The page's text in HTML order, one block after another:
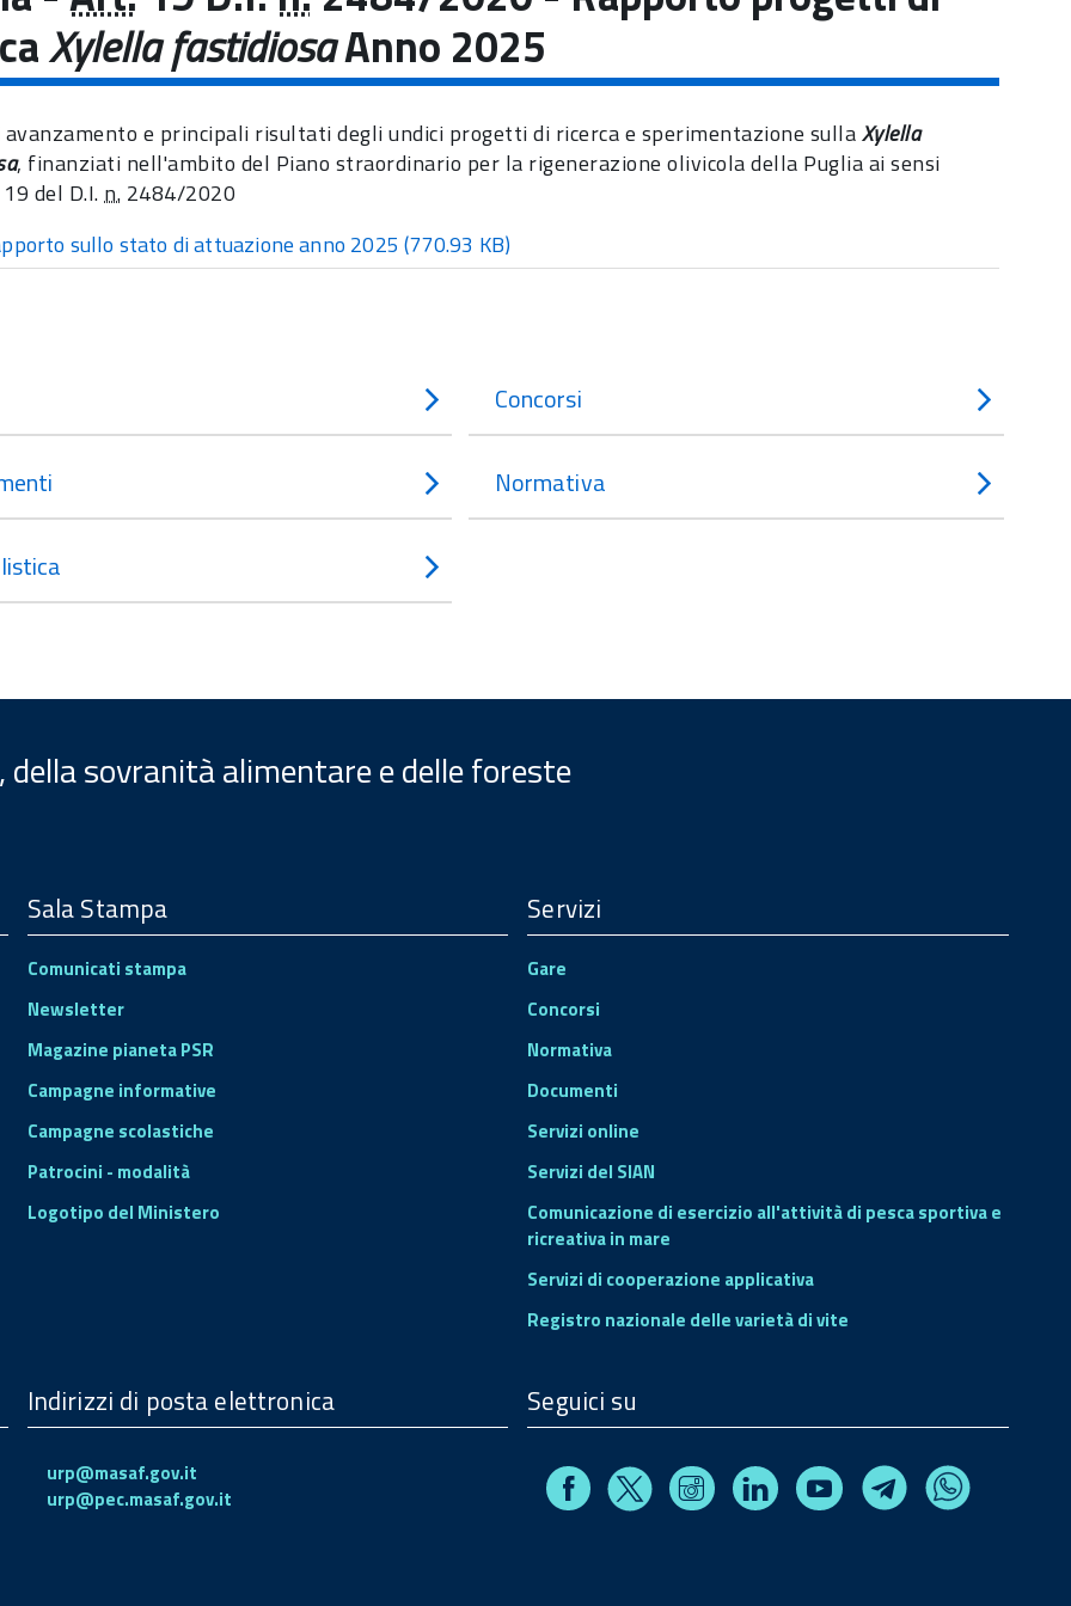
Xylella fastidiosaAnno 2025
e principali risultati degli undici progetti di ricerca e sperimentazione sullaXylella
, finanziati nell'ambito del Piano straordinario per la rigenerazione olivicola della Puglia ai sensi
del D.I.n. 2484/2020
sullo stato di attuazione anno 2025 (770.93 KB)
Concorsi
Normativa
sovranità alimentare e delle foreste
Sala Stampa
Comunicati stampa
Newsletter
Magazine pianeta PSR
Campagne informative
Campagne scolastiche
Patrocini - modalità
Logotipo del Ministero
Servizi
Gare
Concorsi
Normativa
Documenti
Servizi online
Servizi del SIAN
Comunicazione di esercizio all'attività di pesca sportiva e
ricreativa in mare
Servizi di cooperazione applicativa
Registro nazionale delle varietà di vite
Indirizzi di posta elettronica
urp@masaf.gov.it
urp@pec.masaf.gov.it
Seguici su
Facebook
X InstagramLinkedinYoutube TelegramWhatsapp